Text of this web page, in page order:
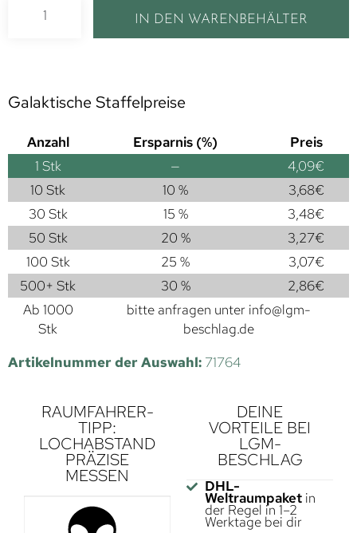
IN DEN WARENBEHÄLTER
Galaktische Staffelpreise
Anzahl Ersparnis (%)
Preis
1 Stk — 4,09€
10 Stk
10 % 3,68€
30 Stk
15 % 3,48€
50 Stk
20 % 3,27€
100 Stk
25 % 3,07€
500+ Stk
30 % 2,86€
Ab 1000
Stk
bitte anfragen unter info@lgm-
beschlag.de
Artikelnummer der Auswahl: 71764
RAUMFAHRER-
TIPP:
LOCHABSTAND
PRÄZISE
MESSEN
DEINE
VORTEILE BEI
LGM-
BESCHLAG
DHL-
Weltraumpaketin
der Regel in 1–2
Werktage bei dir